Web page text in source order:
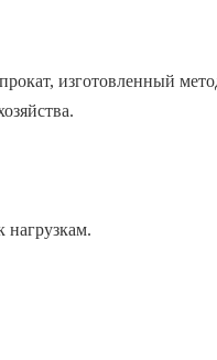
изготовленный
нагрузкам.